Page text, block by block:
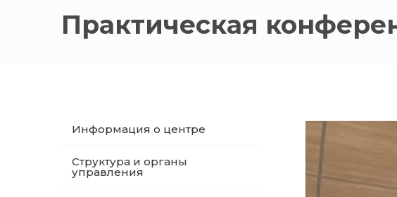
Практическая
Информация о центре
Структура и органы
управления